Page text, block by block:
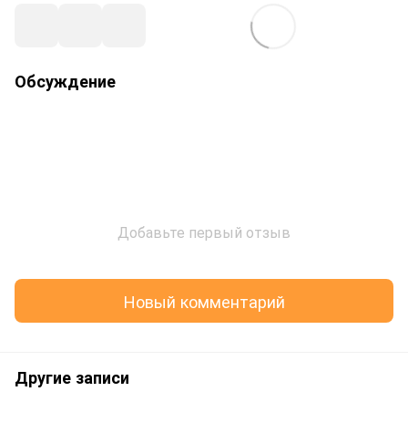
Обсуждение
Добавьте первый отзыв
Новый комментарий
Другие записи